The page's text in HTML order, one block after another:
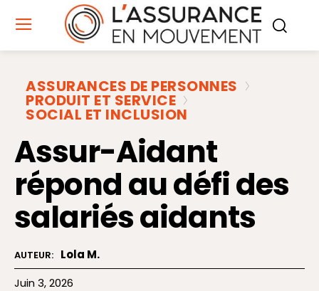
ASSURANCES DE PERSONNES
PRODUIT ET SERVICE
SOCIAL ET INCLUSION
Assur-Aidant
répond au défi des
salariés aidants
AUTEUR: Lola M.
Juin 3, 2026